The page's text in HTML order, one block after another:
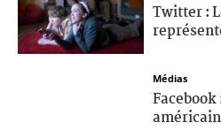
Twitter :
Médias
Facebook